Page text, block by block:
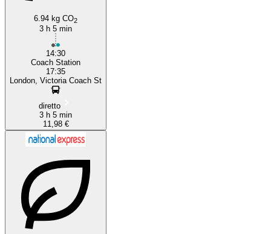
6.94 kg CO2
3 h 5 min
14:30
Coach Station
17:35
London, Victoria Coach St
diretto
3 h 5 min
11,98 €